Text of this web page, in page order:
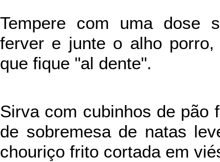
Tempere com uma dose
ferver e junte o alho
que fique "al dente".
Sirva com cubinhos de pão
de sobremesa de natas
chouriço frito cortada em